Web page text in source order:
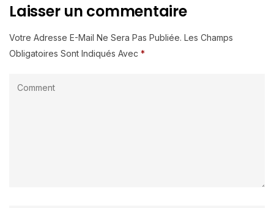
Laisser un commentaire
Votre Adresse E-Mail Ne Sera Pas Publiée. Les Champs
Obligatoires Sont Indiqués Avec *